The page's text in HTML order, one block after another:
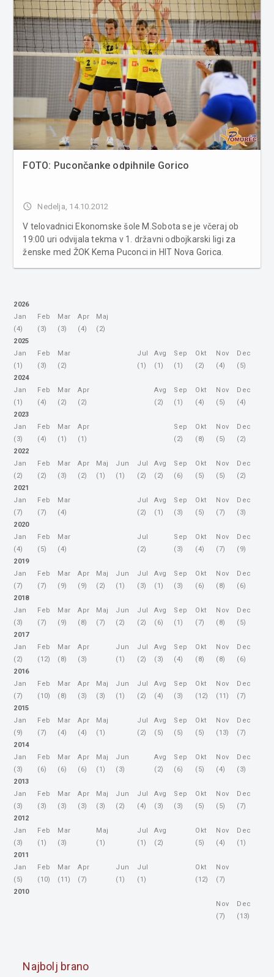
FOTO: Pucončanke odpihnile Gorico
access_time Nedelja, 14.10.2012
V telovadnici Ekonomske šole M.Sobota se je včeraj ob
19:00 uri odvijala tekma v 1. državni odbojkarski ligi za
ženske med ŽOK Kema Puconci in HIT Nova Gorica.
2026
Jan
(4)
Feb
(3)
Mar
(3)
Apr
(4)
Maj
(2)
2025
Jan
(1)
Feb
(3)
Mar
(2)
Jul
(1)
Avg
(1)
Sep
(1)
Okt
(2)
Nov
(4)
Dec
(5)
2024
Jan
(1)
Feb
(4)
Mar
(2)
Apr
(2)
Avg
(2)
Sep
(1)
Okt
(4)
Nov
(5)
Dec
(4)
2023
Jan
(3)
Feb
(4)
Mar
(1)
Apr
(1)
Sep
(2)
Okt
(8)
Nov
(5)
Dec
(2)
2022
Jan
(2)
Feb
(2)
Mar
(3)
Apr
(2)
Maj
(1)
Jun
(1)
Jul
(2)
Avg
(2)
Sep
(6)
Okt
(5)
Nov
(5)
Dec
(2)
2021
Jan
(7)
Feb
(7)
Mar
(4)
Jul
(2)
Avg
(1)
Sep
(3)
Okt
(5)
Nov
(7)
Dec
(3)
2020
Jan
(4)
Feb
(5)
Mar
(4)
Jul
(2)
Sep
(3)
Okt
(4)
Nov
(7)
Dec
(9)
2019
Jan
(7)
Feb
(7)
Mar
(9)
Apr
(9)
Maj
(2)
Jun
(1)
Jul
(3)
Avg
(1)
Sep
(3)
Okt
(6)
Nov
(8)
Dec
(6)
2018
Jan
(3)
Feb
(7)
Mar
(9)
Apr
(8)
Maj
(7)
Jun
(2)
Jul
(2)
Avg
(6)
Sep
(1)
Okt
(7)
Nov
(8)
Dec
(5)
2017
Jan
(2)
Feb
(12)
Mar
(8)
Apr
(3)
Jun
(1)
Jul
(2)
Avg
(3)
Sep
(4)
Okt
(8)
Nov
(8)
Dec
(6)
2016
Jan
(7)
Feb
(10)
Mar
(8)
Apr
(3)
Maj
(3)
Jun
(1)
Jul
(2)
Avg
(4)
Sep
(3)
Okt
(12)
Nov
(11)
Dec
(7)
2015
Jan
(9)
Feb
(7)
Mar
(4)
Apr
(4)
Maj
(1)
Jul
(2)
Avg
(5)
Sep
(5)
Okt
(5)
Nov
(13)
Dec
(7)
2014
Jan
(3)
Feb
(6)
Mar
(6)
Apr
(6)
Maj
(1)
Jun
(3)
Avg
(2)
Sep
(6)
Okt
(5)
Nov
(4)
Dec
(3)
2013
Jan
(3)
Feb
(3)
Mar
(3)
Apr
(3)
Maj
(3)
Jun
(2)
Jul
(4)
Avg
(3)
Sep
(3)
Okt
(5)
Nov
(5)
Dec
(7)
2012
Jan
(3)
Feb
(1)
Mar
(3)
Maj
(1)
Jul
(1)
Avg
(2)
Okt
(5)
Nov
(4)
Dec
(1)
2011
Jan
(5)
Feb
(10)
Mar
(11)
Apr
(7)
Jun
(1)
Jul
(1)
Okt
(12)
Nov
(7)
2010
Nov
(7)
Dec
(13)
Najbolj brano